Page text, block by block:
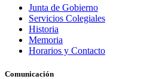
Junta de Gobierno
Servicios Colegiales
Historia
Memoria
Horarios y Contacto
Comunicación